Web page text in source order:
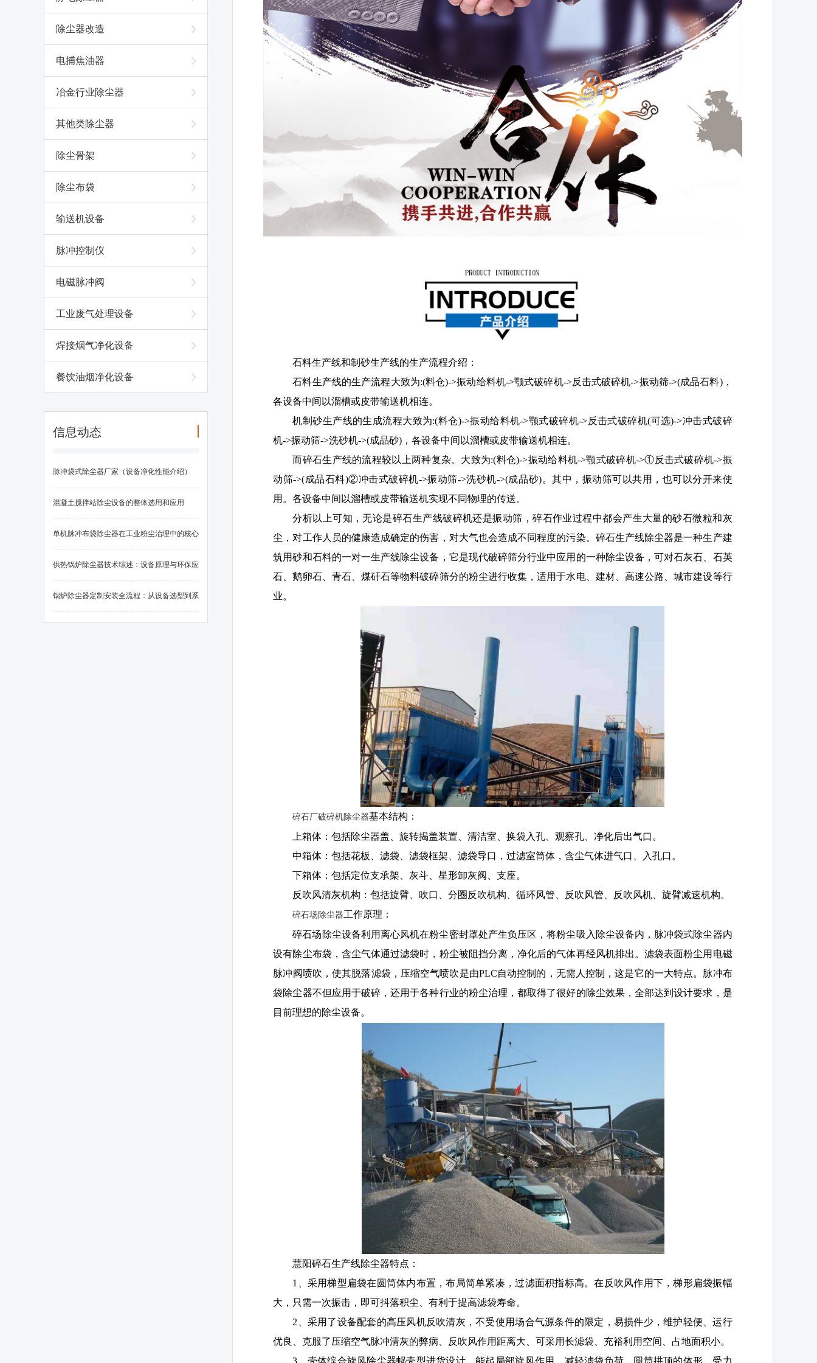
除尘器改造
电捕焦油器
冶金行业除尘器
其他类除尘器
除尘骨架
除尘布袋
输送机设备
脉冲控制仪
电磁脉冲阀
工业废气处理设备
焊接烟气净化设备
餐饮油烟净化设备
信息动态
脉冲袋式除尘器厂家（设备净化性能介绍）
混凝土搅拌站除尘设备的整体选用和应用
单机脉冲布袋除尘器在工业粉尘治理中的核心
应用
供热锅炉除尘器技术综述：设备原理与环保应
用
锅炉除尘器定制安装全流程：从设备选型到系
石料生产线和制砂生产线的生产流程介绍：
石料生产线的生产流程大致为:(料仓)->振动给料机->颚式破碎机->反击式破碎机->振动筛->(成品石料)，
各设备中间以溜槽或皮带输送机相连。
机制砂生产线的生成流程大致为:(料仓)->振动给料机->颚式破碎机->反击式破碎机(可选)->冲击式破碎
机->振动筛->洗砂机->(成品砂)，各设备中间以溜槽或皮带输送机相连。
而碎石生产线的流程较以上两种复杂。大致为:(料仓)->振动给料机->颚式破碎机->①反击式破碎机->振
动筛->(成品石料)②冲击式破碎机->振动筛->洗砂机->(成品砂)。其中，振动筛可以共用，也可以分开来使
用。各设备中间以溜槽或皮带输送机实现不同物理的传送。
分析以上可知，无论是碎石生产线破碎机还是振动筛，碎石作业过程中都会产生大量的砂石微粒和灰
尘，对工作人员的健康造成确定的伤害，对大气也会造成不同程度的污染。碎石生产线除尘器是一种生产建
筑用砂和石料的一对一生产线除尘设备，它是现代破碎筛分行业中应用的一种除尘设备，可对石灰石、石英
石、鹅卵石、青石、煤矸石等物料破碎筛分的粉尘进行收集，适用于水电、建材、高速公路、城市建设等行
业。
碎石厂破碎机除尘器基本结构：
上箱体：包括除尘器盖、旋转揭盖装置、清洁室、换袋入孔、观察孔、净化后出气口。
中箱体：包括花板、滤袋、滤袋框架、滤袋导口，过滤室筒体，含尘气体进气口、入孔口。
下箱体：包括定位支承架、灰斗、星形卸灰阀、支座。
反吹风清灰机构：包括旋臂、吹口、分圈反吹机构、循环风管、反吹风管、反吹风机、旋臂减速机构。
碎石场除尘器工作原理：
碎石场除尘设备利用离心风机在粉尘密封罩处产生负压区，将粉尘吸入除尘设备内，脉冲袋式除尘器内
设有除尘布袋，含尘气体通过滤袋时，粉尘被阻挡分离，净化后的气体再经风机排出。滤袋表面粉尘用电磁
脉冲阀喷吹，使其脱落滤袋，压缩空气喷吹是由PLC自动控制的，无需人控制，这是它的一大特点。脉冲布
袋除尘器不但应用于破碎，还用于各种行业的粉尘治理，都取得了很好的除尘效果，全部达到设计要求，是
目前理想的除尘设备。
慧阳碎石生产线除尘器特点：
1、采用梯型扁袋在圆筒体内布置，布局简单紧凑，过滤面积指标高。在反吹风作用下，梯形扁袋振幅
大，只需一次振击，即可抖落积尘、有利于提高滤袋寿命。
2、采用了设备配套的高压风机反吹清灰，不受使用场合气源条件的限定，易损件少，维护轻便、运行
优良、克服了压缩空气脉冲清灰的弊病、反吹风作用距离大、可采用长滤袋、充裕利用空间、占地面积小。
3、壳体综合旋风除尘器蜗壳型进货设计，能起局部旋风作用，减轻滤袋负荷。圆筒拱顶的体形，受力